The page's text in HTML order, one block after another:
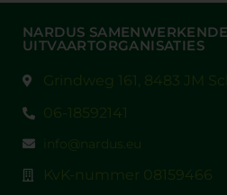
NARDUS SAMENWERKENDE
UITVAARTORGANISATIES
Grindweg 161, 8483 JM
06-18592141
info@nardus.eu
KvK-nummer 08159466